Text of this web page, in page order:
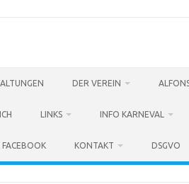
DER VEREIN
LINKS INFO KARNEVAL
FACEBOOK KONTAKT DSGVO